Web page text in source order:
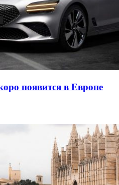
появится в Европе